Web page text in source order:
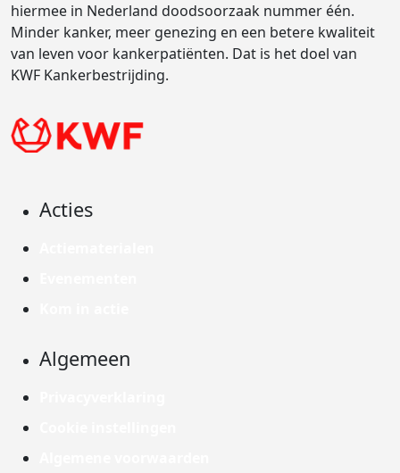
hiermee in Nederland doodsoorzaak nummer één.
Minder kanker, meer genezing en een betere kwaliteit
van leven voor kankerpatiënten. Dat is het doel van
KWF Kankerbestrijding.
Acties
Algemeen